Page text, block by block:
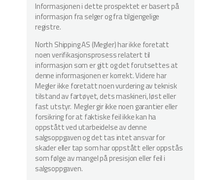
Informasjonen i dette prospektet er basert på
informasjon fra selger og fra tilgjengelige
registre.
North Shipping AS (Megler) har ikke foretatt
noen verifikasjonsprosess relatert til
informasjon som er gitt og det forutsettes at
denne informasjonen er korrekt. Videre har
Megler ikke foretatt noen vurdering av teknisk
tilstand av fartøyet, dets maskineri, løst eller
fast utstyr. Megler gir ikke noen garantier eller
forsikring for at faktiske feil ikke kan ha
oppstått ved utarbeidelse av denne
salgsoppgaven og det tas intet ansvar for
skader eller tap som har oppstått eller oppstås
som følge av mangel på presisjon eller feil i
salgsoppgaven.